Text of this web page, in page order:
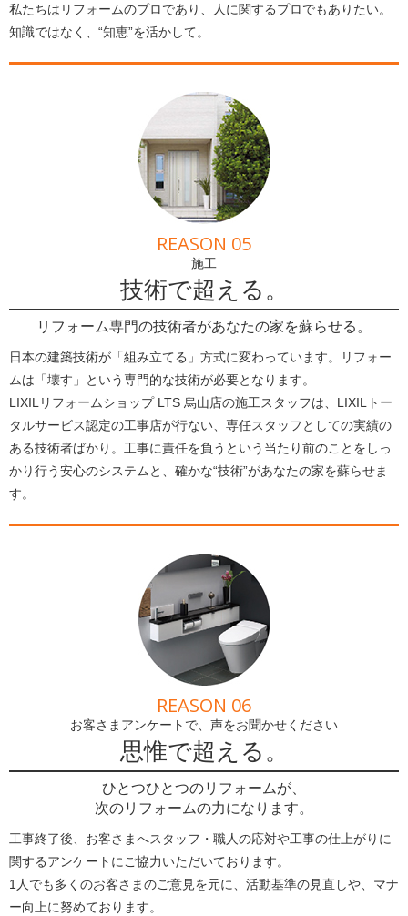
私たちはリフォームのプロであり、人に関するプロでもありたい。
知識ではなく、“知恵”を活かして。
REASON 05
施工
技術で超える。
リフォーム専門の技術者があなたの家を蘇らせる。
日本の建築技術が「組み立てる」方式に変わっています。リフォー
ムは「壊す」という専門的な技術が必要となります。
LIXILリフォームショップ LTS 烏山店の施工スタッフは、LIXILトー
タルサービス認定の工事店が行ない、専任スタッフとしての実績の
ある技術者ばかり。工事に責任を負うという当たり前のことをしっ
かり行う安心のシステムと、確かな“技術”があなたの家を蘇らせま
す。
REASON 06
お客さまアンケートで、声をお聞かせください
思惟で超える。
ひとつひとつのリフォームが、
次のリフォームの力になります。
工事終了後、お客さまへスタッフ・職人の応対や工事の仕上がりに
関するアンケートにご協力いただいております。
1人でも多くのお客さまのご意見を元に、活動基準の見直しや、マナ
ー向上に努めております。